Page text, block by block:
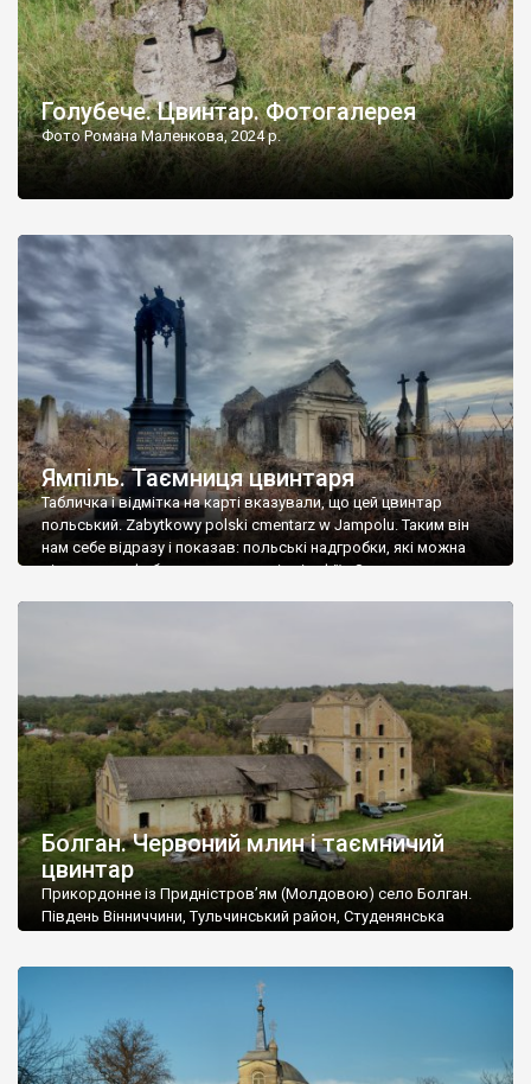
Голубече. Цвинтар. Фотогалерея
Фото Романа Маленкова, 2024 р.
Ямпіль. Таємниця цвинтаря
Табличка і відмітка на карті вказували, що цей цвинтар
польський. Zabytkowy polski cmentarz w Jampolu. Таким він
нам себе відразу і показав: польські надгробки, які можна
віднести до фабричних, польські епітафії… Загалом цвинтар
Болган. Червоний млин і таємничий
цвинтар
Прикордонне із Придністров’ям (Молдовою) село Болган.
Південь Вінниччини, Тульчинський район, Студенянська
старовинний цвинтар із кам’яними хрестами. Всі епітафії, які
збереглися, написані кирилицею, церковнослов’янською
мовою. За всіма традиційними ознаками – цвинтар
український. Хрести датуються 19 століттям. У 1924-1940
роках Болган […]